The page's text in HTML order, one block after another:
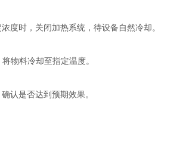
时，关闭加热系统，待设备自然冷却。
料冷却至指定温度。
是否达到预期效果。